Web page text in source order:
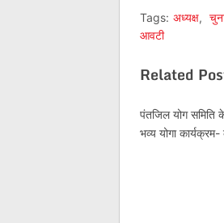
Tags: अध्यक्ष,
आवटी
Related
पंतजिल योग समिति
भव्य योगा